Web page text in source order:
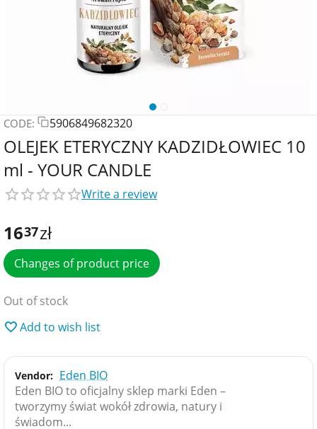
CODE: 5906849682320
OLEJEK ETERYCZNY KADZIDŁOWIEC 10
ml - YOUR CANDLE
Write a review
1637zł
Changes of product price
Out of stock
Add to wish list
Vendor: Eden BIO
Eden BIO to oficjalny sklep marki Eden –
tworzymy świat wokół zdrowia, natury i
świadom...